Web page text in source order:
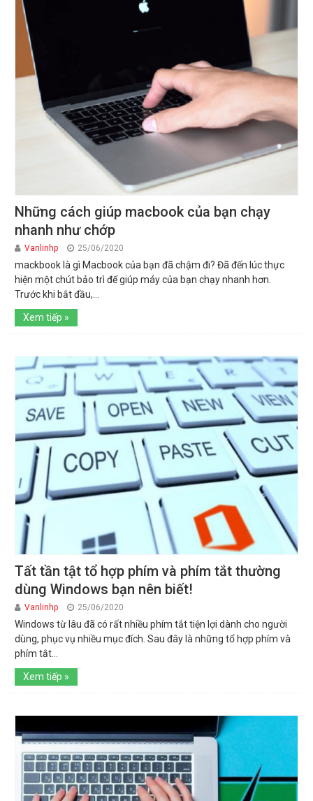
Những cách giúp macbook của bạn chạy
nhanh như chớp
Vanlinhp 25/06/2020
mackbook là gì Macbook của bạn đã chậm đi? Đã đến lúc thực
hiện một chút bảo trì để giúp máy của bạn chạy nhanh hơn.
Trước khi bắt đầu,...
Xem tiếp »
Tất tần tật tổ hợp phím và phím tắt thường
dùng Windows bạn nên biết!
Vanlinhp 25/06/2020
Windows từ lâu đã có rất nhiều phím tắt tiện lợi dành cho người
dùng, phục vụ nhiều mục đích. Sau đây là những tổ hợp phím và
phím tắt...
Xem tiếp »